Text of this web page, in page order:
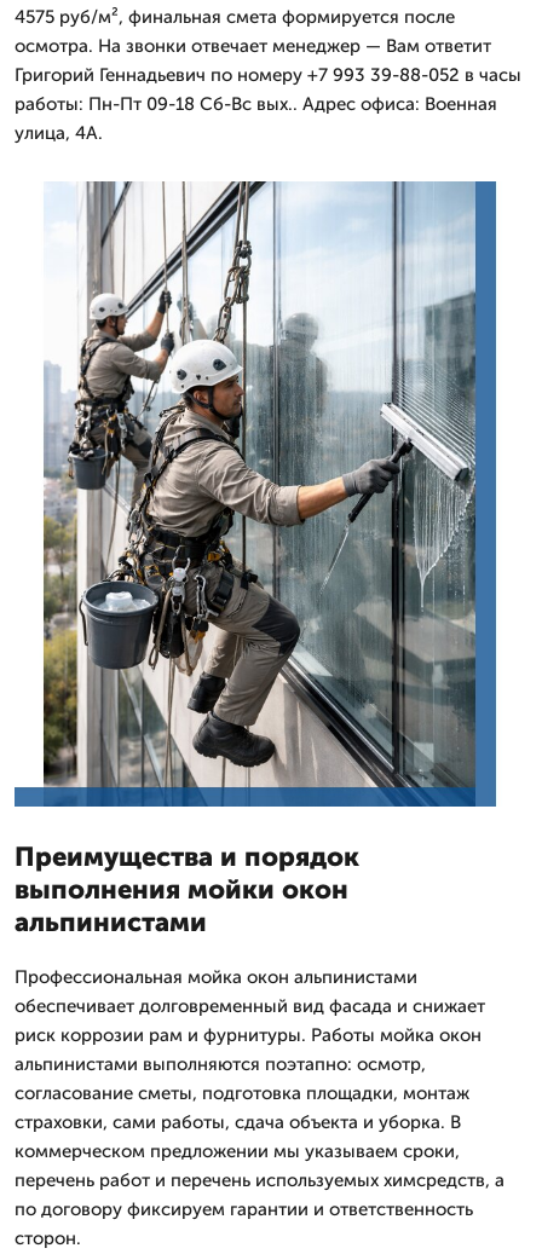
4575 руб/м², финальная смета формируется после
осмотра. На звонки отвечает менеджер — Вам ответит
Григорий Геннадьевич по номеру +7 993 39-88-052 в часы
работы: Пн-Пт 09-18 Сб-Вс вых.. Адрес офиса: Военная
улица, 4А.
Преимущества и порядок
выполнения мойки окон
альпинистами
Профессиональная мойка окон альпинистами
обеспечивает долговременный вид фасада и снижает
риск коррозии рам и фурнитуры. Работы мойка окон
альпинистами выполняются поэтапно: осмотр,
согласование сметы, подготовка площадки, монтаж
страховки, сами работы, сдача объекта и уборка. В
коммерческом предложении мы указываем сроки,
перечень работ и перечень используемых химсредств, а
по договору фиксируем гарантии и ответственность
сторон.